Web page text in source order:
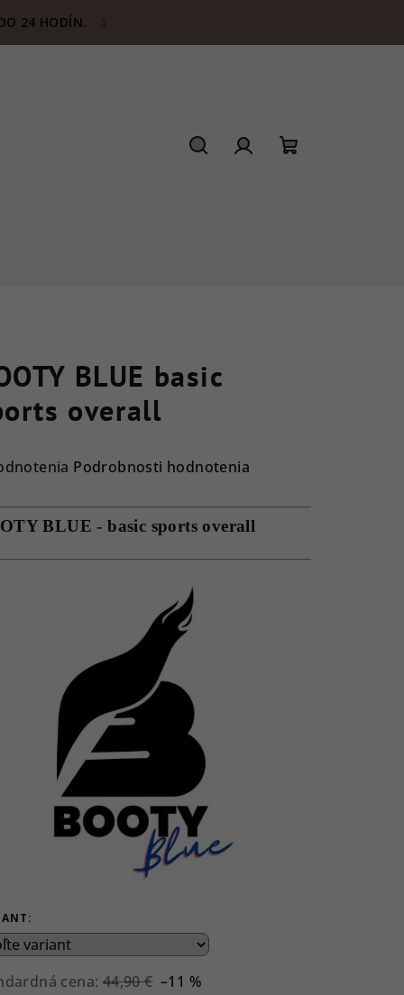
24 HODÍN.
BLUE basic
overall
Podrobnosti hodnotenia
BLUE - basic sports overall
cena: 44,90 € –11 %